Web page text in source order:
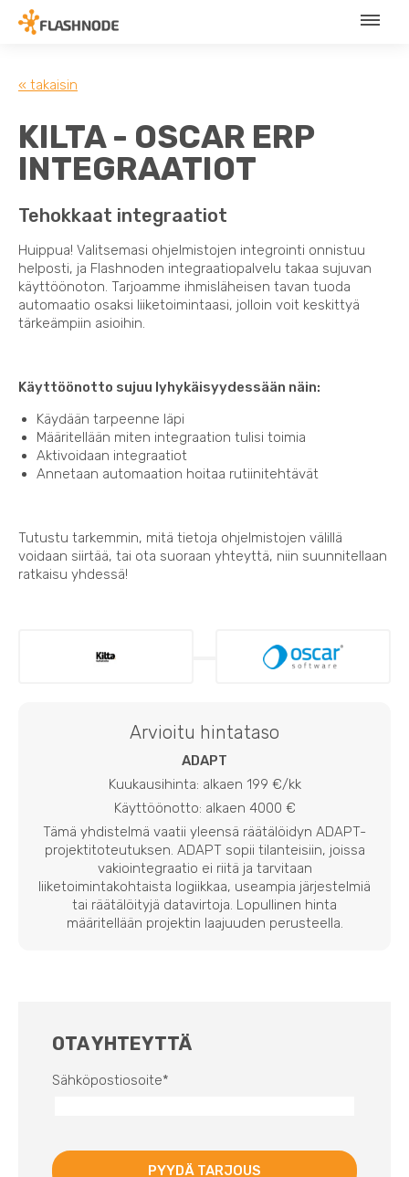
« takaisin
KILTA - OSCAR ERP
INTEGRAATIOT
Tehokkaat integraatiot
Huippua! Valitsemasi ohjelmistojen integrointi onnistuu
helposti, ja Flashnoden integraatiopalvelu takaa sujuvan
käyttöönoton. Tarjoamme ihmisläheisen tavan tuoda
automaatio osaksi liiketoimintaasi, jolloin voit keskittyä
tärkeämpiin asioihin.
Käyttöönotto sujuu lyhykäisyydessään näin:
Käydään tarpeenne läpi
Määritellään miten integraation tulisi toimia
Aktivoidaan integraatiot
Annetaan automaation hoitaa rutiinitehtävät
Tutustu tarkemmin, mitä tietoja ohjelmistojen välillä
voidaan siirtää, tai ota suoraan yhteyttä, niin suunnitellaan
ratkaisu yhdessä!
Arvioitu hintataso
ADAPT
Kuukausihinta: alkaen 199 €/kk
Käyttöönotto: alkaen 4000 €
Tämä yhdistelmä vaatii yleensä räätälöidyn ADAPT-
projektitoteutuksen. ADAPT sopii tilanteisiin, joissa
vakiointegraatio ei riitä ja tarvitaan
liiketoimintakohtaista logiikkaa, useampia järjestelmiä
tai räätälöityjä datavirtoja. Lopullinen hinta
määritellään projektin laajuuden perusteella.
OTA YHTEYTTÄ
Sähköpostiosoite*